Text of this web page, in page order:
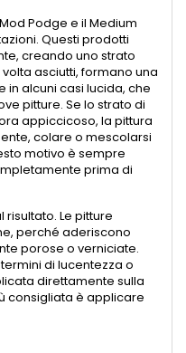
Podge e il Medium
Questi prodotti
creando uno strato
asciutti, formano una
alcuni casi lucida, che
pitture. Se lo strato di
appiccicoso, la pittura
colare o mescolarsi
motivo è sempre
prima di
risultato. Le pitture
perché aderiscono
porose o verniciate.
di lucentezza o
direttamente sulla
consigliata è applicare